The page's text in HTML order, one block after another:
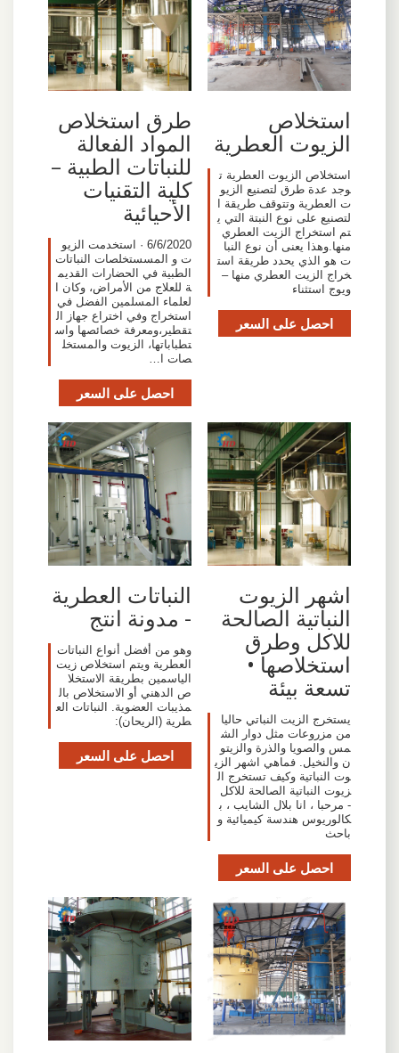
استخلاص
الزيوت العطرية
استخلاص الزيوت العطرية ت
وجد عدة طرق لتصنيع الزيو
ت العطرية وتتوقف طريقة ا
لتصنيع على نوع النبتة التي ي
تم استخراج الزيت العطري
منها.وهذا يعنى أن نوع النبا
ت هو الذي يحدد طريقة است
خراج الزيت العطري منها –
ويوج استثناء
احصل على السعر
طرق استخلاص
المواد الفعالة
للنباتات الطبية –
كلية التقنيات
الأحيائية
6/6/2020 · استخدمت الزيو
ت و المسستخلصات النباتات
الطبية في الحضارات القديم
ة للعلاج من الأمراض، وكان ا
لعلماء المسلمين الفضل في
استخراج وفي اختراع جهاز ال
تقطير،ومعرفة خصائصها واس
تطباباتها، الزيوت والمستخل
صات ا…
احصل على السعر
اشهر الزيوت
النباتية الصالحة
للاكل وطرق
استخلاصها •
تسعة بيئة
يستخرج الزيت النباتي حاليا
من مزروعات مثل دوار الش
مس والصويا والذرة والزيتو
ن والنخيل. فماهي اشهر الزي
وت النباتية وكيف تستخرج ال
زيوت النباتية الصالحة للاكل
- مرحبا ، انا بلال الشايب ، ب
كالوريوس هندسة كيميائية و
باحث
احصل على السعر
النباتات العطرية
- مدونة انتج
وهو من أفضل أنواع النباتات
العطرية ويتم استخلاص زيت
الياسمين بطريقة الاستخلا
ص الدهني أو الاستخلاص بال
مذيبات العضوية. النباتات الع
طرية (الريحان):
احصل على السعر